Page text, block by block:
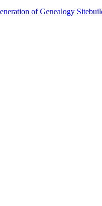
of Genealogy